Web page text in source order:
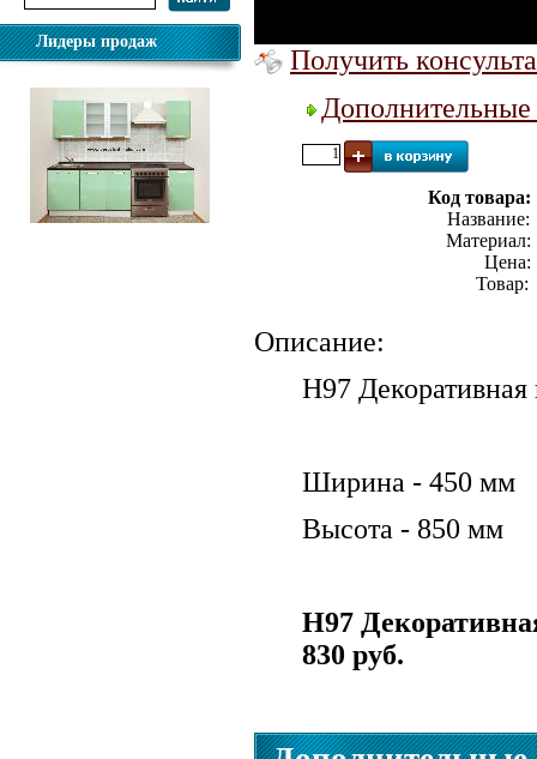
Лидеры продаж
Получить
Код товара:
Название:
Материал:
Цена:
Товар:
Описание:
Н97
Ширина - 450 мм
Высота - 850 мм
Н97
830 руб.